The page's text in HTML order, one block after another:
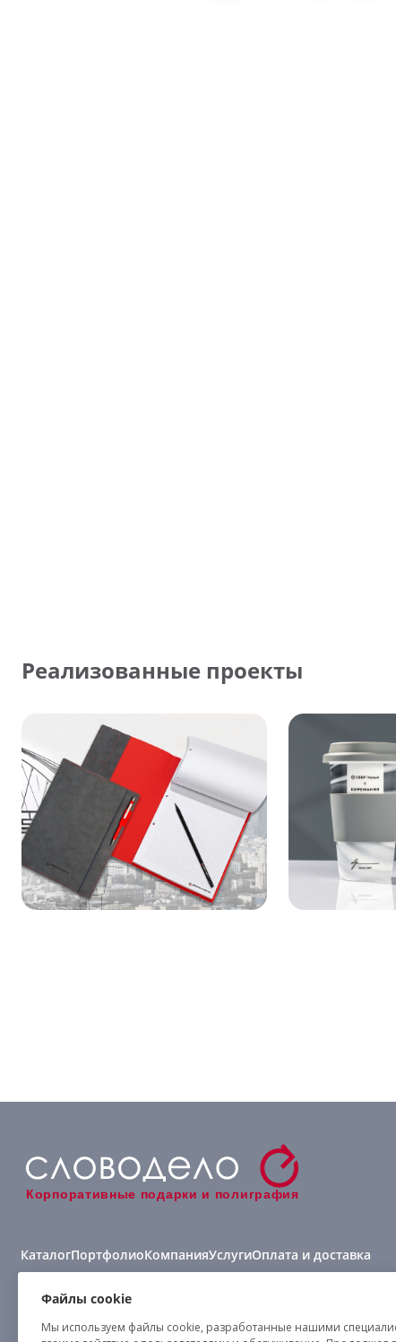
Реализованные проекты
Корпоративные подарки и полиграфия
КаталогПортфолиоКомпанияУслугиОплата и доставка
Виды нанесения
Файлы cookie
Мы используем файлы cookie, разработанные нашими